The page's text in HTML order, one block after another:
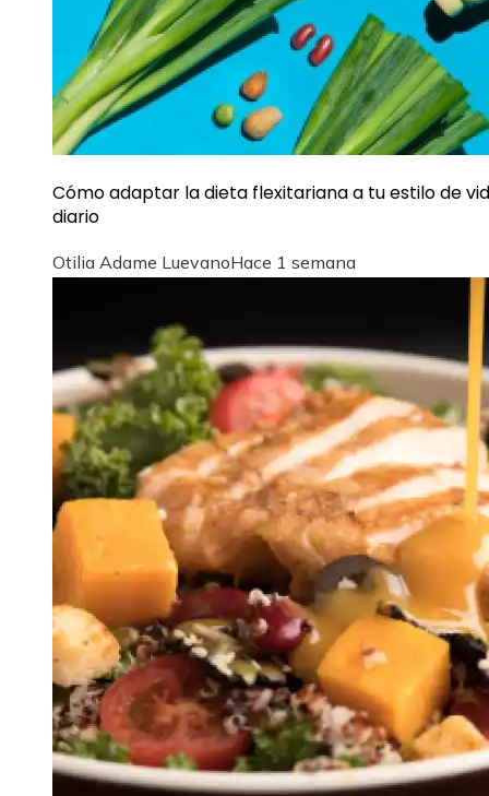
Cómo adaptar la dieta flexitariana a tu estilo de
diario
Otilia Adame LuevanoHace 1 semana